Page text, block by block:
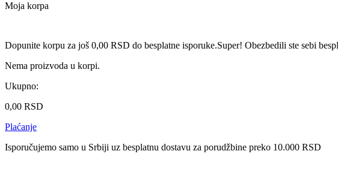
Moja korpa
Dopunite korpu za još 0,00 RSD do besplatne isporuke.Super! Obezbedili ste sebi
Nema proizvoda u korpi.
Ukupno:
0,00 RSD
Plaćanje
Isporučujemo samo u Srbiji uz besplatnu dostavu za porudžbine preko 10.000 RSD